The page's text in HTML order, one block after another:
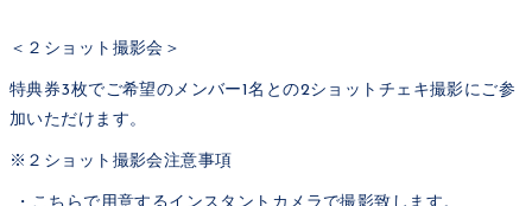
＜２ショット撮影会＞
特典券3枚でご希望のメンバー1名との2ショットチェキ撮影にご参
加いただけます。
※２ショット撮影会注意事項